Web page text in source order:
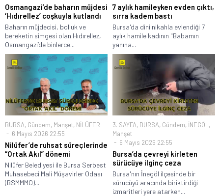
Osmangazi’de baharın müjdesi
‘Hıdırellez’ coşkuyla kutlandı
Baharın müjdecisi, bolluk ve
bereketin simgesi olan Hıdırellez,
Osmangazi’de binlerce...
7 aylık hamileyken evden çıktı,
sırra kadem bastı
Bursa'da dini nikahla evlendiği 7
aylık hamile kadının "Babamın
yanına...
BURSA, Gündem, Manşet, NİLÜFER
6 Mayıs 2026 22:55
Nilüfer’de ruhsat süreçlerinde
“Ortak Akıl” dönemi
Nilüfer Belediyesi ile Bursa Serbest
Muhasebeci Mali Müşavirler Odası
(BSMMMO)...
3. SAYFA, BURSA, Gündem, İNEGÖL ,
Manşet
6 Mayıs 2026 22:55
Bursa’da çevreyi kirleten
sürücüye ilginç ceza
Bursa'nın İnegöl ilçesinde bir
sürücüyü aracında biriktirdiği
izmaritleri yere atarken...